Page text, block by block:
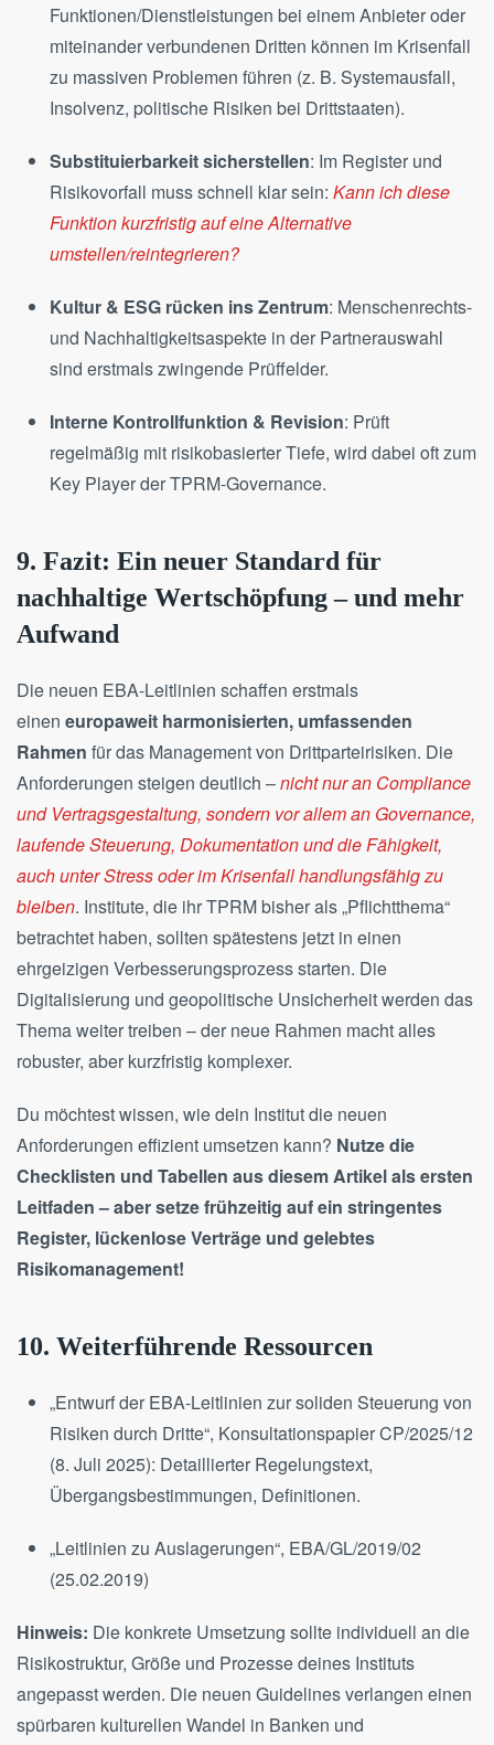
Funktionen/Dienstleistungen bei einem Anbieter oder
miteinander verbundenen Dritten können im Krisenfall
zu massiven Problemen führen (z. B. Systemausfall,
Insolvenz, politische Risiken bei Drittstaaten).
Substituierbarkeit sicherstellen: Im Register und
Risikovorfall muss schnell klar sein: Kann ich diese
Funktion kurzfristig auf eine Alternative
umstellen/reintegrieren?
Kultur & ESG rücken ins Zentrum: Menschenrechts-
und Nachhaltigkeitsaspekte in der Partnerauswahl
sind erstmals zwingende Prüffelder.
Interne Kontrollfunktion & Revision: Prüft
regelmäßig mit risikobasierter Tiefe, wird dabei oft zum
Key Player der TPRM-Governance.
9. Fazit: Ein neuer Standard für
nachhaltige Wertschöpfung – und mehr
Aufwand
Die neuen EBA-Leitlinien schaffen erstmals
einen europaweit harmonisierten, umfassenden
Rahmen für das Management von Drittparteirisiken. Die
Anforderungen steigen deutlich –nicht nur an Compliance
und Vertragsgestaltung, sondern vor allem an Governance,
laufende Steuerung, Dokumentation und die Fähigkeit,
auch unter Stress oder im Krisenfall handlungsfähig zu
bleiben. Institute, die ihr TPRM bisher als „Pflichtthema“
betrachtet haben, sollten spätestens jetzt in einen
ehrgeizigen Verbesserungsprozess starten. Die
Digitalisierung und geopolitische Unsicherheit werden das
Thema weiter treiben – der neue Rahmen macht alles
robuster, aber kurzfristig komplexer.
Du möchtest wissen, wie dein Institut die neuen
Anforderungen effizient umsetzen kann? Nutze die
Checklisten und Tabellen aus diesem Artikel als ersten
Leitfaden – aber setze frühzeitig auf ein stringentes
Register, lückenlose Verträge und gelebtes
Risikomanagement!
10. Weiterführende Ressourcen
„Entwurf der EBA-Leitlinien zur soliden Steuerung von
Risiken durch Dritte“, Konsultationspapier CP/2025/12
(8. Juli 2025): Detaillierter Regelungstext,
Übergangsbestimmungen, Definitionen.
„Leitlinien zu Auslagerungen“, EBA/GL/2019/02
(25.02.2019)
Hinweis: Die konkrete Umsetzung sollte individuell an die
Risikostruktur, Größe und Prozesse deines Instituts
angepasst werden. Die neuen Guidelines verlangen einen
spürbaren kulturellen Wandel in Banken und